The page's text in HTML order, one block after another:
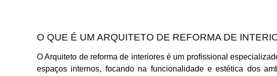
O QUE É UM ARQUITETO DE REFORMA DE
O Arquiteto de reforma de interiores é um profissional
espaços internos, focando na funcionalidade e estética dos